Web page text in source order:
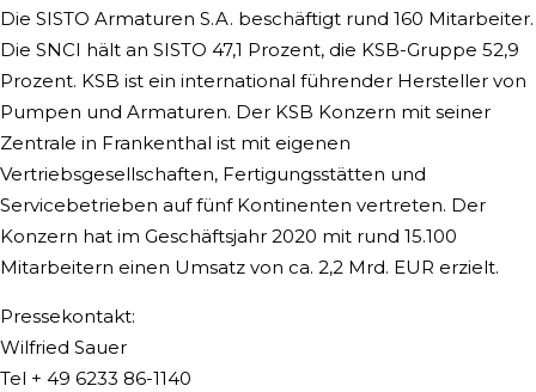
Die SISTO Armaturen S.A. beschäftigt rund 160 Mitarbeiter.
Die SNCI hält an SISTO 47,1 Prozent, die KSB-Gruppe 52,9
Prozent. KSB ist ein international führender Hersteller von
Pumpen und Armaturen. Der KSB Konzern mit seiner
Zentrale in Frankenthal ist mit eigenen
Vertriebsgesellschaften, Fertigungsstätten und
Servicebetrieben auf fünf Kontinenten vertreten. Der
Konzern hat im Geschäftsjahr 2020 mit rund 15.100
Mitarbeitern einen Umsatz von ca. 2,2 Mrd. EUR erzielt.
Pressekontakt:
Wilfried Sauer
Tel + 49 6233 86-1140